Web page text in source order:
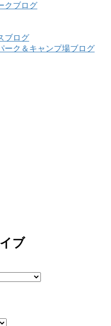
クブログ
ブログ
ーク＆キャンプ場ブログ
ブ